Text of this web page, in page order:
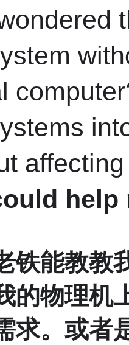
help
铁能教教
的物理机
求。或者